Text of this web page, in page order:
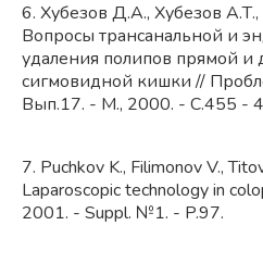
6. Хубезов Д.А., Хубезов
Вопросы трансанальной и
удаления полипов прямой и
сигмовидной кишки //
Вып.17. - М., 2000. - С.455 -
7. Puchkov K., Filimonov V.,
Laparoscopic technology in
2001. - Suppl. №1. - P.97.